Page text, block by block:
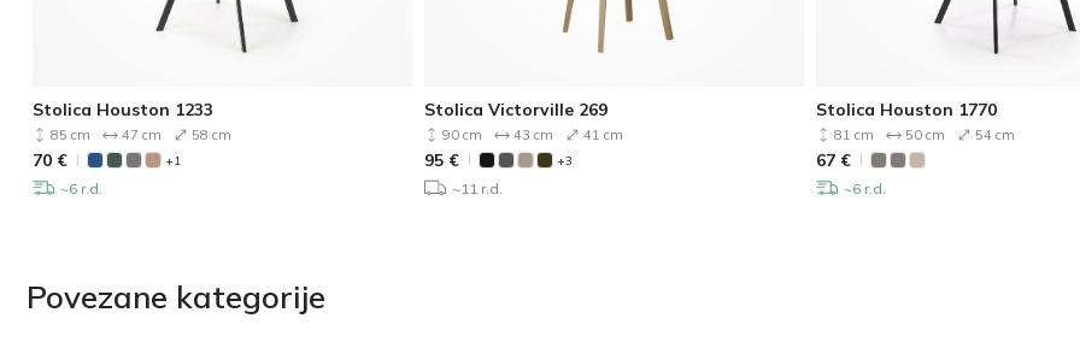
Stolica Houston 1233
85 cm 47 cm 58 cm
70 € +1
~6 r.d.
Stolica Victorville 269
90 cm 43 cm 41 cm
95 € +3
~11 r.d.
Stolica Houston 1770
81 cm 50 cm 54 cm
67 €
~6 r.d.
Povezane kategorije